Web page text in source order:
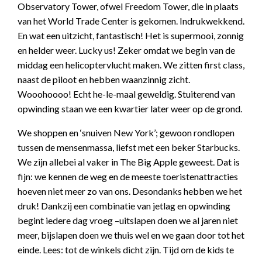
Observatory Tower, ofwel Freedom Tower, die in plaats
van het World Trade Center is gekomen. Indrukwekkend.
En wat een uitzicht, fantastisch! Het is supermooi, zonnig
en helder weer. Lucky us! Zeker omdat we begin van de
middag een helicoptervlucht maken. We zitten first class,
naast de piloot en hebben waanzinnig zicht.
Wooohoooo! Echt he-le-maal geweldig. Stuiterend van
opwinding staan we een kwartier later weer op de grond.
We shoppen en ‘snuiven New York’; gewoon rondlopen
tussen de mensenmassa, liefst met een beker Starbucks.
We zijn allebei al vaker in The Big Apple geweest. Dat is
fijn: we kennen de weg en de meeste toeristenattracties
hoeven niet meer zo van ons. Desondanks hebben we het
druk! Dankzij een combinatie van jetlag en opwinding
begint iedere dag vroeg –uitslapen doen we al jaren niet
meer, bijslapen doen we thuis wel en we gaan door tot het
einde. Lees: tot de winkels dicht zijn. Tijd om de kids te